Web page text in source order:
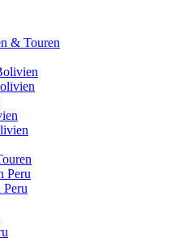
& Touren
Peru